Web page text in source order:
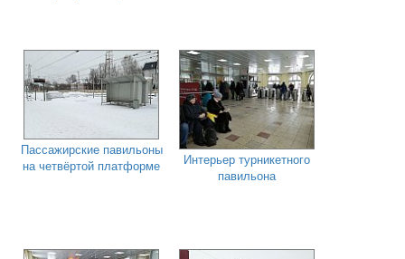
Пассажирские павильоны
на четвёртой платформе
Интерьер турникетного
павильона